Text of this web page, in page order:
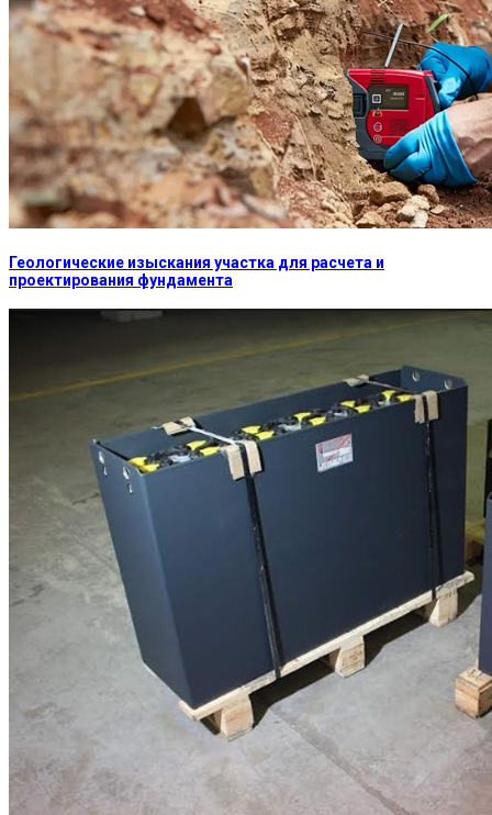
Геологические изыскания участка для расчета и
проектирования фундамента